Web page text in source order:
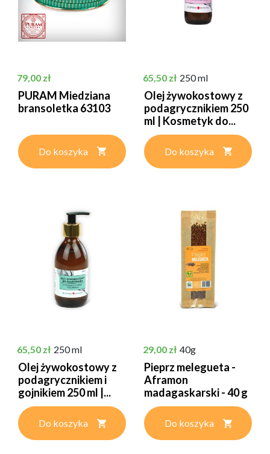
Cena
79,00 zł
PURAM Miedziana
bransoletka 63103
Do koszyka
Cena
65,50 zł 250 ml
Olej żywokostowy z
podagrycznikiem 250
ml | Kosmetyk do...
Do koszyka
Cena
65,50 zł 250 ml
Olej żywokostowy z
podagrycznikiem i
gojnikiem 250 ml |...
Do koszyka
Cena
29,00 zł 40g
Pieprz melegueta -
Aframon
madagaskarski - 40 g
Do koszyka